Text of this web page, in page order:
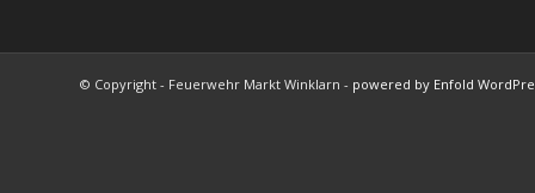
© Copyright - Feuerwehr Markt Winklarn - powered by Enfold